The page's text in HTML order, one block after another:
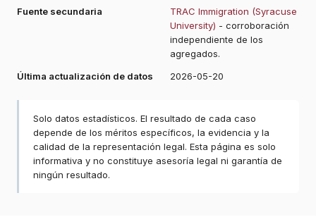
Fuente secundaria
TRAC Immigration (Syracuse
University) - corroboración
independiente de los
agregados.
Última actualización de datos
2026-05-20
Solo datos estadísticos. El resultado de cada caso
depende de los méritos específicos, la evidencia y la
calidad de la representación legal. Esta página es solo
informativa y no constituye asesoría legal ni garantía de
ningún resultado.